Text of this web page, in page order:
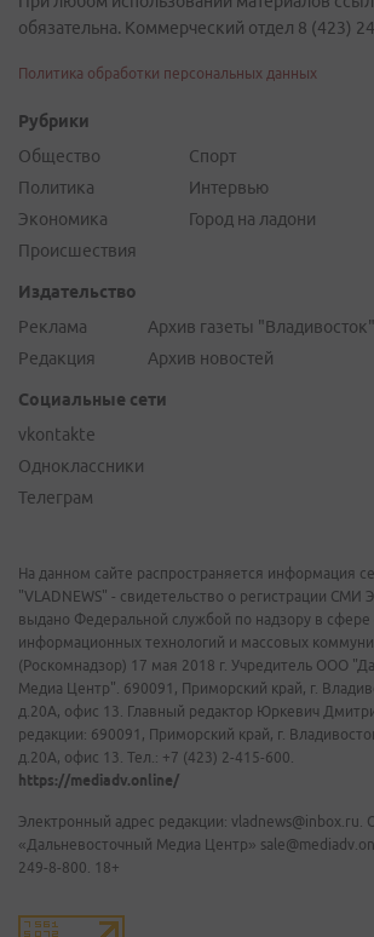
обязательна. Коммерческий отдел 8 (423)
Политика обработки персональных данных
Рубрики
Общество
Политика
Экономика
Происшествия
Спорт
Интервью
Город на ладони
Издательство
Реклама
Редакция
Архив газеты "Владивосток"
Архив новостей
Социальные сети
vkontakte
Одноклассники
Телеграм
На данном сайте распространяется информация
"VLADNEWS" - свидетельство о регистрации СМИ
выдано Федеральной службой по надзору в сфере
информационных технологий и массовых
(Роскомнадзор) 17 мая 2018 г. Учредитель ООО
Медиа Центр". 690091, Приморский край, г.
д.20А, офис 13. Главный редактор Юркевич
редакции: 690091, Приморский край, г.
д.20А, офис 13. Тел.: +7 (423) 2-415-600.
https://mediadv.online/
Электронный адрес редакции: vladnews@inbox.ru.
«Дальневосточный Медиа Центр»
249-8-800. 18+